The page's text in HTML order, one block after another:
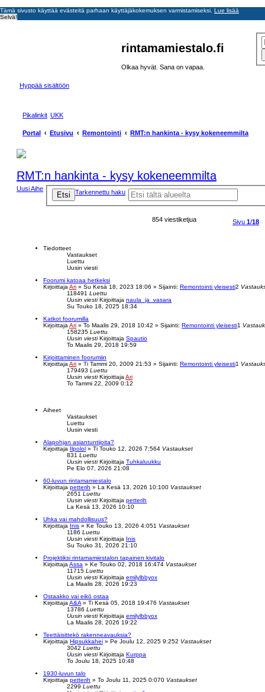
Tämä sivusto käyttää evästeitä parhaan käyttäjäkokemuksen varmistamiseksi. Lue lisää
Selvä!
rintamamiestalo.fi
Olkaa hyvät. Sana on vapaa.
Hyppää sisältöön
Pikalinkit UKK
Portal Etusivu Remontointi RMT:n hankinta - kysy kokeneemmilta
RMT:n hankinta - kysy kokeneemmilta
Uusi Aihe
Etsi Tarkennettu haku
854 viestiketjua Sivu 1/18
Tiedotteet
Vastaukset
Luettu
Uusin viesti
Foorumi katoaa hetkeksi
Kirjoittaja Ari » Su Kesä 18, 2023 18:06 » Sijainti: Remontointi yleisesti2
118491 Luettu
Uusin viestiKirjoittaja naula_ja_vasara
Su Touko 18, 2025 18:34
Katkot foorumilla
Kirjoittaja Ari » To Maalis 29, 2018 10:42 » Sijainti: Remontointi yleisesti1
158235 Luettu
Uusin viestiKirjoittaja Spautio
To Maalis 29, 2018 19:59
Kirjoittaminen foorumiin
Kirjoittaja Ari » Ti Tammi 20, 2009 21:53 » Sijainti: Remontointi yleisesti1
179493 Luettu
Uusin viestiKirjoittaja Ari
To Tammi 22, 2009 0:12
Aiheet
Vastaukset
Luettu
Uusin viesti
Alapohjan asiantuntijoita?
Kirjoittaja Ilpolol » Ti Touko 12, 2026 7:564 Vastaukset
831 Luettu
Uusin viestiKirjoittaja Tuhkaluukku
Pe Elo 07, 2026 21:08
60-luvun rintamamiestalo
Kirjoittaja petterih » La Kesä 13, 2026 10:100 Vastaukset
2651 Luettu
Uusin viestiKirjoittaja petterih
La Kesä 13, 2026 10:10
Uhka vai mahdollisuus?
Kirjoittaja Inis » Ke Touko 13, 2026 4:051 Vastaukset
1186 Luettu
Uusin viestiKirjoittaja Inis
Su Touko 31, 2026 21:10
Projektiksi rintamamiestalon tapainen kivitalo
Kirjoittaja Assa » Ke Touko 02, 2018 16:474 Vastaukset
11715 Luettu
Uusin viestiKirjoittaja emilylbbyox
La Maalis 28, 2026 19:23
Ostaakko vai eikö ostaa
Kirjoittaja A&A » Ti Kesä 05, 2018 19:476 Vastaukset
13786 Luettu
Uusin viestiKirjoittaja emilylbbyox
La Maalis 28, 2026 19:22
Teettäisittekö rakenneavauksia?
Kirjoittaja Hipsukkahei » Pe Joulu 12, 2025 9:252 Vastaukset
3042 Luettu
Uusin viestiKirjoittaja Kurppa
To Joulu 18, 2025 10:48
1930-luvun talo
Kirjoittaja petterih » To Joulu 11, 2025 0:070 Vastaukset
2299 Luettu